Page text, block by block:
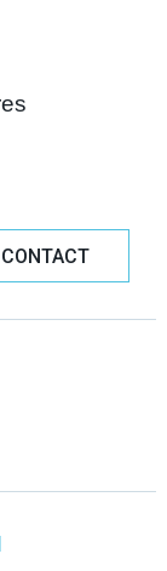
CONTACT